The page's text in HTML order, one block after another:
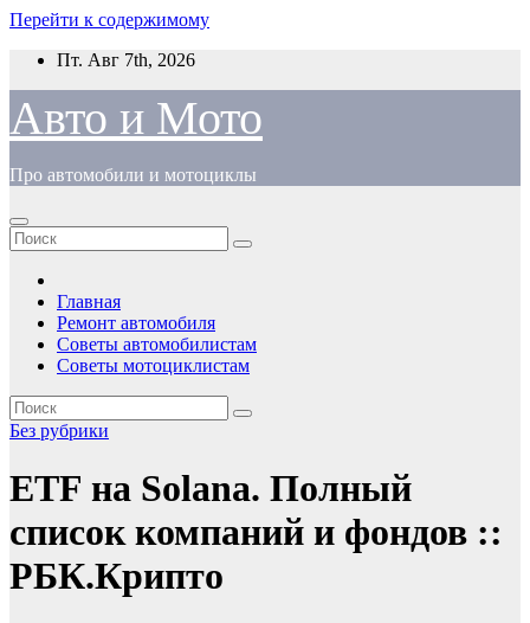
Перейти к содержимому
Пт. Авг 7th, 2026
Авто и Мото
Про автомобили и мотоциклы
Главная
Ремонт автомобиля
Советы автомобилистам
Советы мотоциклистам
Без рубрики
ETF на Solana. Полный
список компаний и фондов ::
РБК.Крипто